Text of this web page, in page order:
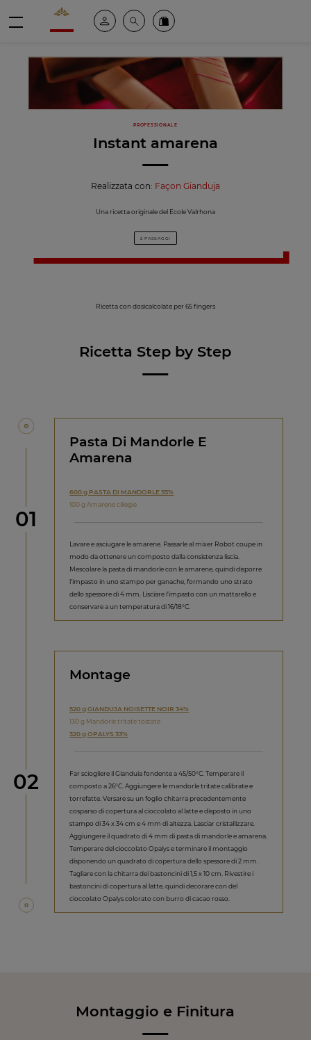
Valrhona - Imaginons le meilleur du chocolat
Il mio account
Cerca Ordinate i nostri prodotti online
PROFESSIONALE
Instant amarena
Realizzata con: Façon Gianduja
Una ricetta originale del Ecole Valrhona
2 PASSAGGI
Ricetta con dosicalcolate per 65 fingers
Ricetta Step by Step
Step
01
Pasta Di Mandorle E
Amarena
600 g PASTA DI MANDORLE 55%
100 g Amarene ciliegie
Lavare e asciugare le amarene. Passarle al mixer Robot coupe in
modo da ottenere un composto dalla consistenza liscia.
Mescolare la pasta di mandorle con le amarene, quindi disporre
l’impasto in uno stampo per ganache, formando uno strato
dello spessore di 4 mm. Lisciare l’impasto con un mattarello e
conservare a un temperatura di 16/18°C.
Step
02
Montage
520 g GIANDUJA NOISETTE NOIR 34%
130 g Mandorle tritate tostate
320 g OPALYS 33%
Far sciogliere il Gianduia fondente a 45/50°C. Temperare il
composto a 26°C. Aggiungere le mandorle tritate calibrate e
torrefatte. Versare su un foglio chitarra precedentemente
cosparso di copertura al cioccolato al latte e disposto in uno
stampo di 34 x 34 cm e 4 mm di altezza. Lasciar cristallizzare.
Aggiungere il quadrato di 4 mm di pasta di mandorle e amarena.
Temperare del cioccolato Opalys e terminare il montaggio
disponendo un quadrato di copertura dello spessore di 2 mm.
Tagliare con la chitarra dei bastoncini di 1,5 x 10 cm. Rivestire i
bastoncini di copertura al latte, quindi decorare con del
cioccolato Opalys colorato con burro di cacao rosso.
Montaggio e Finitura